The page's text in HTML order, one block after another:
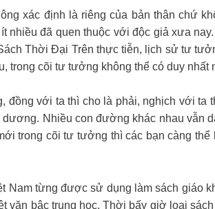
xác định là riêng của bản thân chứ
đã quen thuộc với độc giả xưa
Thời Đại Trên thực tiễn, lịch sử tư
trong cõi tư tưởng không thể có duy nhất
với ta thì cho là phải, nghịch với ta
Nhiều con đường khác nhau vẫn
trong cõi tư tưởng thì các bạn càng
Nam từng được sử dụng làm sách giáo
văn bậc trung học. Thời bấy giờ loại